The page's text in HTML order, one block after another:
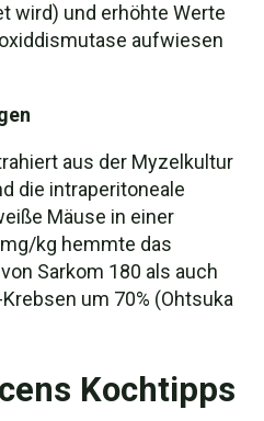
wird) und erhöhte Werte
aufwiesen
aus der Myzelkultur
die intraperitoneale
Mäuse in einer
kg hemmte das
Sarkom 180 als auch
um 70% (Ohtsuka
Kochtipps